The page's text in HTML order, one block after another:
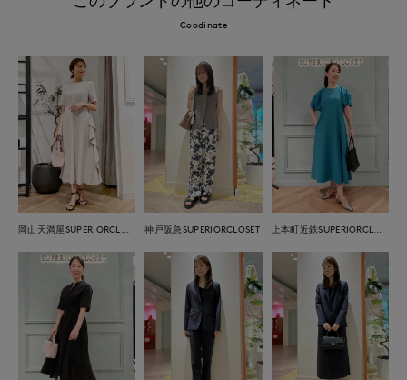
Coodinate
神戸阪急SUPERIORCLOSET